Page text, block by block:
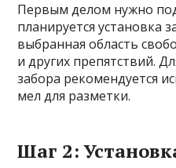
Первым делом нужно
планируется установка
выбранная область
и других препятствий.
забора рекомендуется
мел для разметки.
Шаг 2: